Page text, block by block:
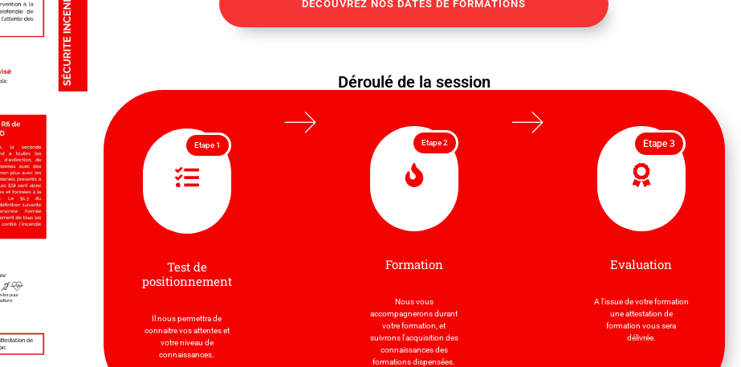
DÉCOUVREZ NOS DATES DE FORMATIONS
Déroulé de la session
Etape 1
Test de
positionnement
Il nous permettra de
connaitre vos attentes et
votre niveau de
connaissances.
Etape 2
Formation
Nous vous
accompagnerons durant
votre formation, et
suivrons l'acquisition des
connaissances des
formations dispensées.
Etape 3
Evaluation
A l'issue de votre formation
une attestation de
formation vous sera
délivrée.